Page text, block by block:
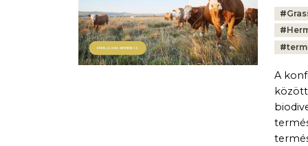
Tags:
#
#
#
A
között